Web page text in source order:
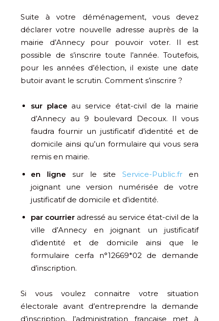
Suite à votre déménagement, vous devez
déclarer votre nouvelle adresse auprès de la
mairie d’Annecy pour pouvoir voter. Il est
possible de s’inscrire toute l’année. Toutefois,
pour les années d’élection, il existe une date
butoir avant le scrutin. Comment s’inscrire ?
sur place au service état-civil de la mairie
d’Annecy au 9 boulevard Decoux. Il vous
faudra fournir un justificatif d’identité et de
domicile ainsi qu’un formulaire qui vous sera
remis en mairie.
en ligne sur le site Service-Public.fr en
joignant une version numérisée de votre
justificatif de domicile et d’identité.
par courrier adressé au service état-civil de la
ville d’Annecy en joignant un justificatif
d’identité et de domicile ainsi que le
formulaire cerfa n°12669*02 de demande
d’inscription.
Si vous voulez connaitre votre situation
électorale avant d’entreprendre la demande
d’inscription, l’administration française met à